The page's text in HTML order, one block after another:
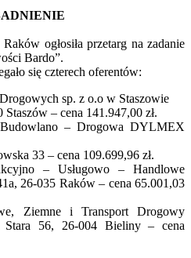
ogłosiła przetarg na zadanie
Bardo”.
się czterech oferentów:
sp. z o.o w Staszowie
– cena 141.947,00 zł.
– Drogowa DYLMEX
33 – cena 109.699,96 zł.
– Usługowo – Handlowe
26-035 Raków – cena 65.001,03
Ziemne i Transport Drogowy
Stara 56, 26-004 Bieliny – cena